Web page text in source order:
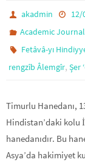
akadmin
12/
Academic
Fetâvâ-yı
rengzîb Âlemgîr, Şer
Timurlu Hanedanı,
Hindistan’daki kolu
hanedanıdır. Bu
Asya’da hakimiyet